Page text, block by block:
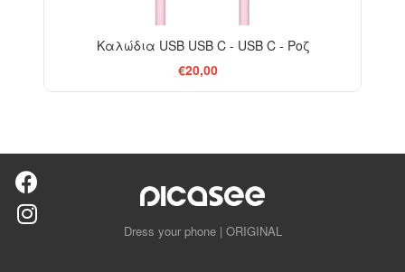
Καλώδια USB USB C - USB C - Ροζ
€20,00
Dress your phone | ORIGINAL